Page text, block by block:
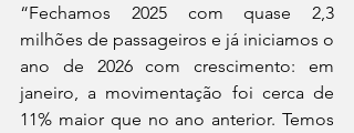
“Fechamos 2025 com quase 2,3
milhões de passageiros e já iniciamos o
ano de 2026 com crescimento: em
janeiro, a movimentação foi cerca de
11% maior que no ano anterior. Temos